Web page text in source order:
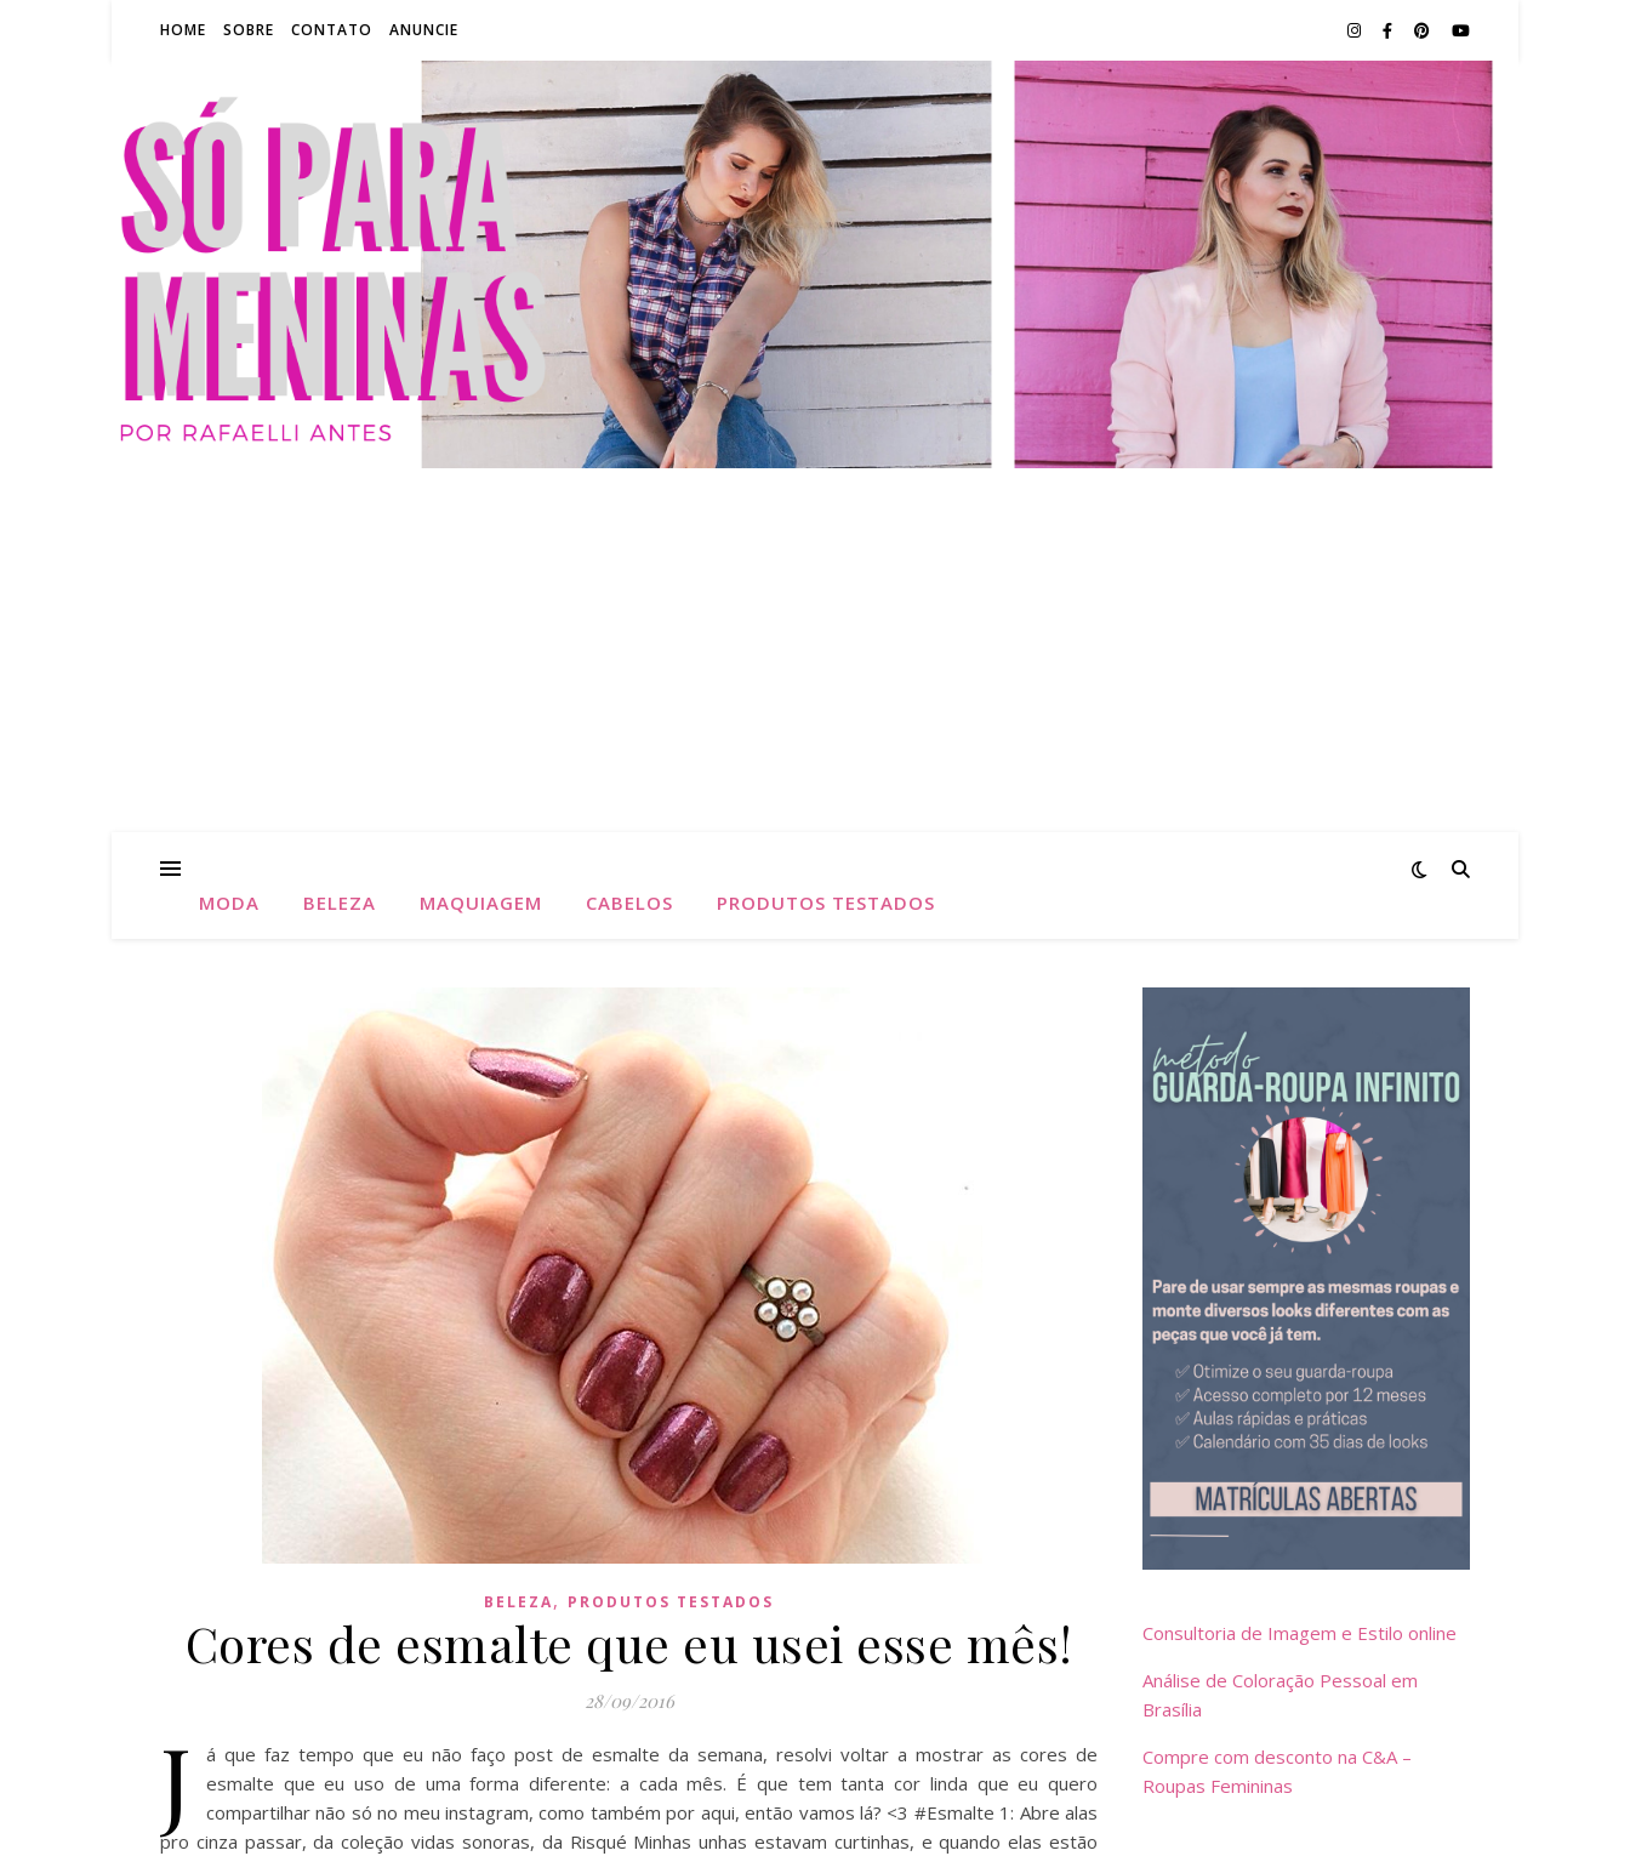
HOME SOBRE CONTATO ANUNCIE
SÓ PARA MENINAS |
BLOG FEMININO POR
RAFAELLI ANTES
MODA BELEZA MAQUIAGEM CABELOS PRODUTOS TESTADOS
BELEZA, PRODUTOS TESTADOS
Cores de esmalte que eu usei esse mês!
28/09/2016
J
á que faz tempo que eu não faço post de esmalte da semana, resolvi voltar a mostrar as cores de
esmalte que eu uso de uma forma diferente: a cada mês. É que tem tanta cor linda que eu quero
compartilhar não só no meu instagram, como também por aqui, então vamos lá? <3 #Esmalte 1: Abre alas
pro cinza passar, da coleção vidas sonoras, da Risqué Minhas unhas estavam curtinhas, e quando elas estão
Consultoria de Imagem e Estilo online
Análise de Coloração Pessoal em
Brasília
Compre com desconto na C&A –
Roupas Femininas